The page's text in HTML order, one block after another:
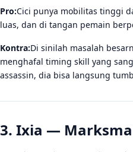
Pro:Cici punya mobilitas tinggi
luas, dan di tangan pemain
Kontra:Di sinilah masalah
menghafal timing skill yang
assassin, dia bisa langsung
3. Ixia —